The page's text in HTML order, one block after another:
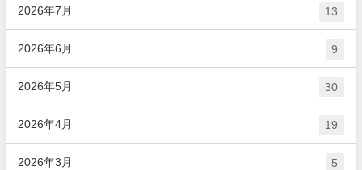
2026年7月 13
2026年6月 9
2026年5月 30
2026年4月 19
2026年3月 5